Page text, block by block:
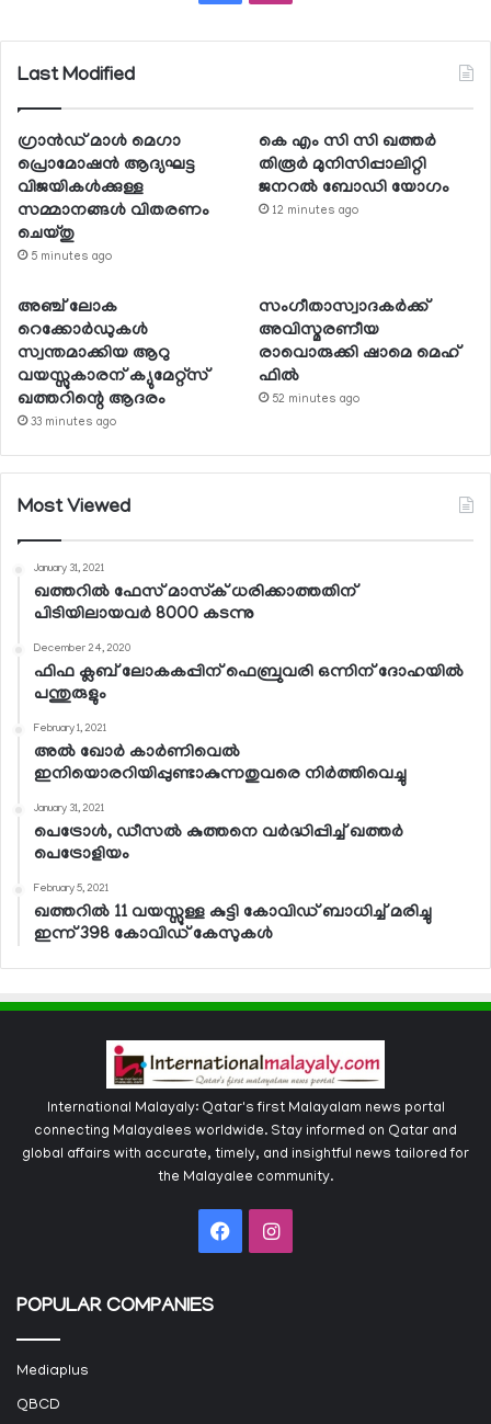
Last Modified
ഗ്രാന്‍ഡ് മാള്‍ മെഗാ
പ്രൊമോഷന്‍ ആദ്യഘട്ട
വിജയികള്‍ക്കുള്ള
സമ്മാനങ്ങള്‍ വിതരണം
ചെയ്തു
5 minutes ago
കെ എം സി സി ഖത്തര്‍
തിരൂര്‍ മുനിസിപ്പാലിറ്റി
ജനറല്‍ ബോഡി യോഗം
12 minutes ago
അഞ്ച് ലോക
റെക്കോര്‍ഡുകള്‍
സ്വന്തമാക്കിയ ആറു
വയസ്സുകാരന് ക്യുമേറ്റ്‌സ്
ഖത്തറിന്റെ ആദരം
33 minutes ago
സംഗീതാസ്വാദകര്‍ക്ക്
അവിസ്മരണീയ
രാവൊരുക്കി ഷാമെ മെഹ്
ഫില്‍
52 minutes ago
Most Viewed
January 31, 2021
ഖത്തറില്‍ ഫേസ് മാസ്‌ക് ധരിക്കാത്തതിന്
പിടിയിലായവര്‍ 8000 കടന്നു
December 24, 2020
ഫിഫ ക്ലബ് ലോകകപ്പിന് ഫെബ്രുവരി ഒന്നിന് ദോഹയില്‍
പന്തുരുളും
February 1, 2021
അല്‍ ഖോര്‍ കാര്‍ണിവെല്‍
ഇനിയൊരറിയിപ്പുണ്ടാകുന്നതുവരെ നിര്‍ത്തിവെച്ചു
January 31, 2021
പെട്രോള്‍, ഡീസല്‍ കുത്തനെ വര്‍ദ്ധിപ്പിച്ച് ഖത്തര്‍
പെട്രോളിയം
February 5, 2021
ഖത്തറില്‍ 11 വയസ്സുള്ള കുട്ടി കോവിഡ് ബാധിച്ച് മരിച്ചു
ഇന്ന് 398 കോവിഡ് കേസുകള്‍
International Malayaly: Qatar's first Malayalam news portal
connecting Malayalees worldwide. Stay informed on Qatar and
global affairs with accurate, timely, and insightful news tailored for
the Malayalee community.
FacebookInstagram
POPULAR COMPANIES
Mediaplus
QBCD